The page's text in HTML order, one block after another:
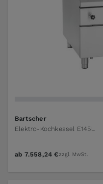
Bartscher
Elektro-Kochkessel E145L
ab 7.558,24 €zzgl. MwSt.